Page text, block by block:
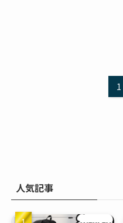
1
人気記事